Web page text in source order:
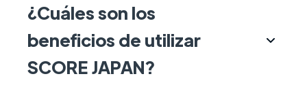
¿Cuáles son los
beneficios de utilizar
SCORE JAPAN?